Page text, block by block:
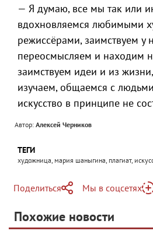
— Я думаю, все мы так или
вдохновляемся любимыми
режиссёрами, заимствуем у
переосмысляем и находим
заимствуем идеи и из
изучаем, общаемся с
искусство в принципе не
Автор: Алексей Черников
ТЕГИ
художница, мария шаныгина, плагиат,
Поделиться
Telegram
Мы в соцсетях
Яндекс Дзен
Похожие новости